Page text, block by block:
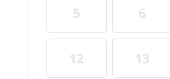
5 6
12 13